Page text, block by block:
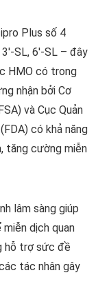
Plus số 4
SL, 6′-SL – đây
HMO có trong
nhận bởi Cơ
và Cục Quản
có khả năng
tăng cường miễn
lâm sàng giúp
dịch quan
hỗ trợ sức đề
tác nhân gây